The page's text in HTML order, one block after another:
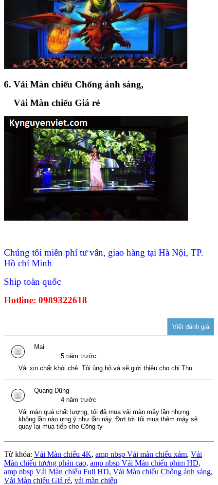
6. Vải Màn chiếu Chống ánh sáng,
Vải Màn chiếu Giá rẻ
Chúng tôi miễn phí tư vấn, giao hàng tại Hà Nội, TP.
Hồ chí Minh
Ship toàn quốc
Hotline: 0989322618
Mai
5 năm trước
Vải xịn chất khỏi chê. Tôi ủng hộ và sẽ giới thiệu cho chị Thu
Quang Dũng
4 năm trước
Vải màn quá chất lượng, tôi đã mua vải màn mấy lần nhưng
không lần nào ưng ý như lần này. Đợt tới tôi mua thêm máy sẽ
quay lại mua tiếp cho Công ty
Từ khóa: Vải Màn chiếu 4K, amp nbsp Vải màn chiếu xám, Vải
Màn chiếu tương phản cao, amp nbsp Vải Màn chiếu phim HD,
amp nbsp Vải Màn chiếu Full HD, Vải Màn chiếu Chống ánh sáng,
Vải Màn chiếu Giá rẻ, vải màn chiếu